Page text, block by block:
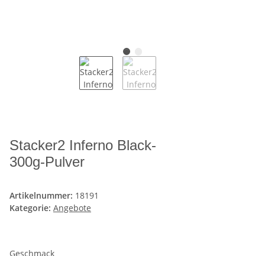
Stacker2 Inferno Black-
300g-Pulver
Artikelnummer: 18191
Kategorie: Angebote
Geschmack